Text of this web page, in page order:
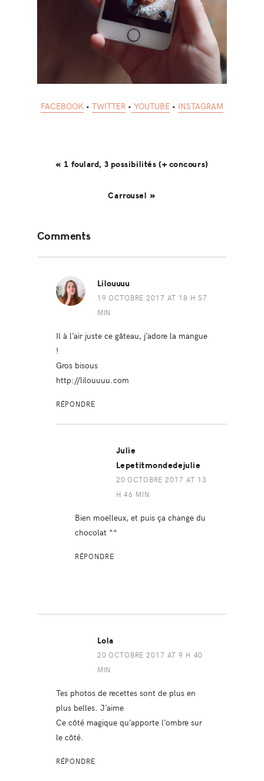
FACEBOOK • TWITTER • YOUTUBE • INSTAGRAM
« 1 foulard, 3 possibilités (+ concours)
Carrousel »
Interactions
Comments
Lilouuuu
19 OCTOBRE 2017 AT 18 H 57
MIN
Il à l’air juste ce gâteau, j’adore la mangue
!
Gros bisous
http://lilouuuu.com
RÉPONDRE
Julie
Lepetitmondedejulie
20 OCTOBRE 2017 AT 13
H 46 MIN
Bien moelleux, et puis ça change du
chocolat ^^
RÉPONDRE
Lola
20 OCTOBRE 2017 AT 9 H 40
MIN
Tes photos de recettes sont de plus en
plus belles. J’aime
Ce côté magique qu’apporte l’ombre sur
le côté.
RÉPONDRE